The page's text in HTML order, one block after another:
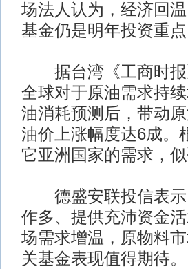
场法人认为，经济回
基金仍是明年投资重点
据台湾《工商时报
全球对于原油需求持
油消耗预测后，带动
油价上涨幅度达6成。
它亚洲国家的需求，
德盛安联投信表示
作多、提供充沛资金
场需求增温，原物料
关基金表现值得期待。